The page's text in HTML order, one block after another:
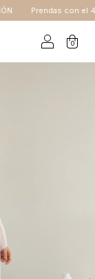
Prendas con el
0